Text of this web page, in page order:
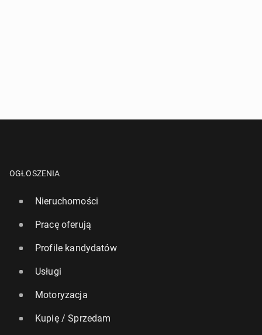
OGŁOSZENIA
Nieruchomości
Pracę oferują
Profile kandydatów
Usługi
Motoryzacja
Kupię / Sprzedam